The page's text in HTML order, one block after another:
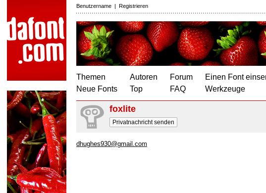
Benutzername | Registrieren
Themen
Neue Fonts
Autoren
Top
Forum
FAQ
Einen Font
Werkzeuge
foxlite
Privatnachricht senden
dhughes930@gmail.com